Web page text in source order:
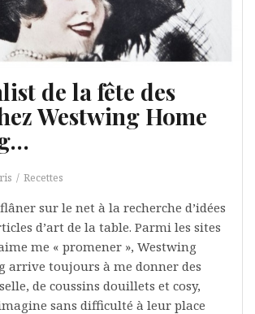
de la fête des
Westwing Home
Recettes
sur le net à la recherche d’idées
d’art de la table. Parmi les sites
me « promener », Westwing
arrive toujours à me donner des
de coussins douillets et cosy,
sans difficulté à leur place